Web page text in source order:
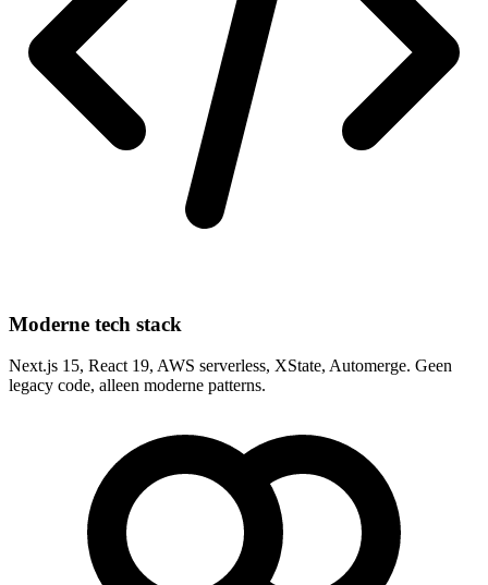
Moderne tech stack
Next.js 15, React 19, AWS serverless, XState, Automerge. Geen
legacy code, alleen moderne patterns.